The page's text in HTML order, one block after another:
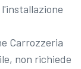
Carrozzeria
non richiede